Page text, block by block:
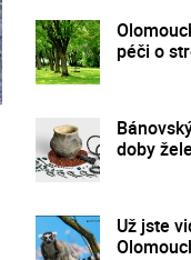
péči o
doby
Už jste